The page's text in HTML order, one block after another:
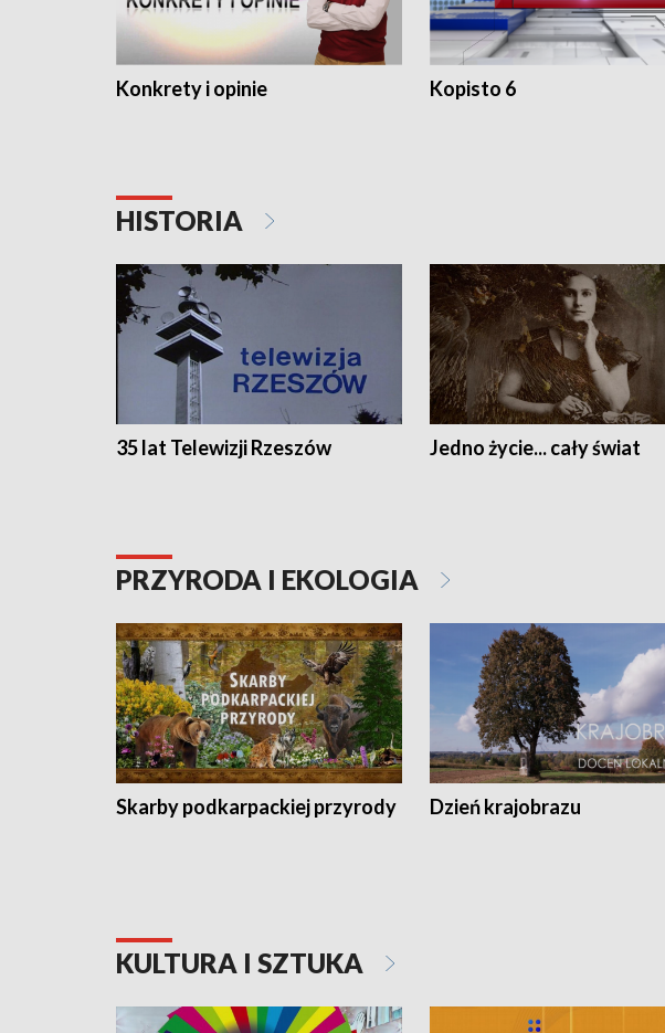
Konkrety i opinie Kopisto 6
HISTORIA
35 lat Telewizji Rzeszów Jedno życie... cały świat
PRZYRODA I EKOLOGIA
Skarby podkarpackiej przyrody Dzień krajobrazu
KULTURA I SZTUKA